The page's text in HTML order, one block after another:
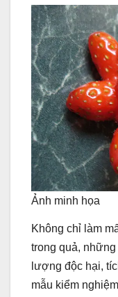
Ảnh minh họa
Không chỉ làm
trong quả,
lượng độc hại,
mẫu kiểm